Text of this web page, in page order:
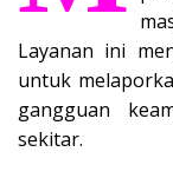
Layanan ini
untuk
gangguan
sekitar.